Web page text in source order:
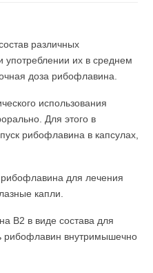
различных
употреблении их в среднем
доза рибофлавина.
использования
Для этого в
рибофлавина в капсулах,
для лечения
капли.
В2 в виде состава для
рибофлавин внутримышечно